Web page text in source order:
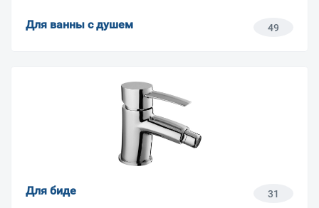
Для ванны с душем 49
Для биде 31